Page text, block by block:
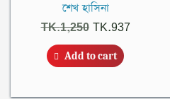
শেখ হাসিনা
TK.1,250 Original
price
was:
TK.937Current
Add to cart